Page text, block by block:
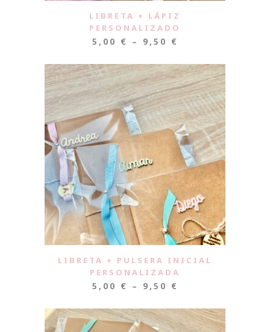
LIBRETA + LÁPIZ
PERSONALIZADO
5,00 € – 9,50 €
LIBRETA + PULSERA INICIAL
PERSONALIZADA
5,00 € – 9,50 €